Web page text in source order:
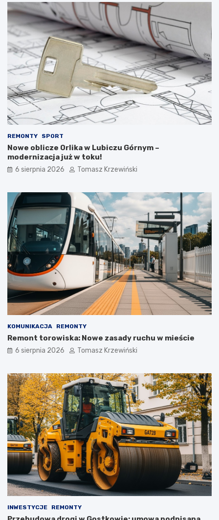
REMONTY SPORT
Nowe oblicze Orlika w Lubiczu Górnym –
modernizacja już w toku!
6 sierpnia 2026 Tomasz Krzewiński
KOMUNIKACJA REMONTY
Remont torowiska: Nowe zasady ruchu w mieście
6 sierpnia 2026 Tomasz Krzewiński
INWESTYCJE REMONTY